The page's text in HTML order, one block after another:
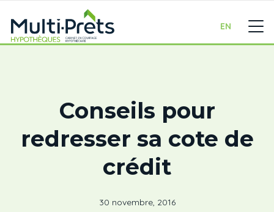
EN
Conseils pour
redresser sa cote de
crédit
30 novembre, 2016